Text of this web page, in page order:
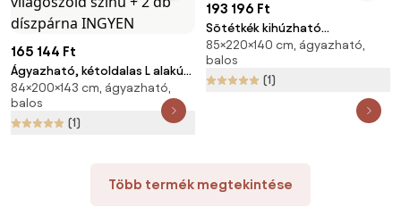
165 144 Ft
Ágyazható, kétoldalas L alakú
kanapé VENORIA SLIM 200x143
cm, világoszöld színű + 2 db
díszpárna INGYEN
84×200×143 cm, ágyazható,
balos
(1)
193 196 Ft
Sötétkék kihúzható
sarokkanapé ZENOVA 220 x 140
cm, kétoldalas
85×220×140 cm, ágyazható,
balos
(1)
Több termék megtekintése